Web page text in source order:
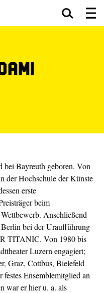
Bayreuth geboren. Von
der Hochschule der Künste
erste
beim
Anschließend
bei der Uraufführung
TITANIC. Von 1980 bis
Luzern engagiert;
Graz, Cottbus, Bielefeld
Ensemblemitglied an
war er hier u. a. als